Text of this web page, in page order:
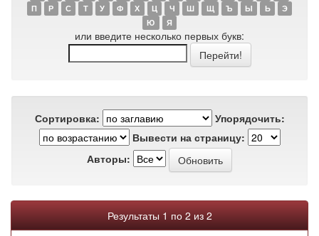
П
Р С Т У Ф Х Ц Ч Ш Щ Ъ Ы Ь
Э
Ю
Я
или введите несколько первых букв:
Сортировка:
Упорядочить:
Вывести на страницу:
Авторы:
Результаты 1 по 2 из 2